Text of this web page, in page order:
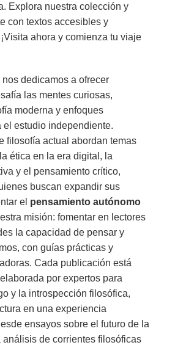
Explora nuestra colección y
con textos accesibles y
ahora y comienza tu viaje
dedicamos a ofrecer
las mentes curiosas,
moderna y enfoques
el estudio independiente.
filosofía actual abordan temas
ética en la era digital, la
y el pensamiento crítico,
buscan expandir sus
el pensamiento autónomo
misión: fomentar en lectores
la capacidad de pensar y
con guías prácticas y
Cada publicación está
por expertos para
y la introspección filosófica,
en una experiencia
ensayos sobre el futuro de la
análisis de corrientes filosóficas